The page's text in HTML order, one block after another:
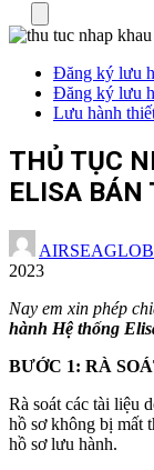
Đăng ký lưu
Đăng ký lưu
Lưu hành
THỦ TỤC
ELISA BÁN
2023
Nay em xin phép
hành Hệ thống
BƯỚC 1: RÀ
Rà soát các tài liệu
hồ sơ không bị mất
hồ sơ lưu hành.